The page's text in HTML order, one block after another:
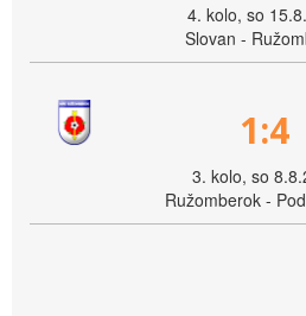
4. kolo, so
Slovan -
1:4
3. kolo, so
Ružomberok -